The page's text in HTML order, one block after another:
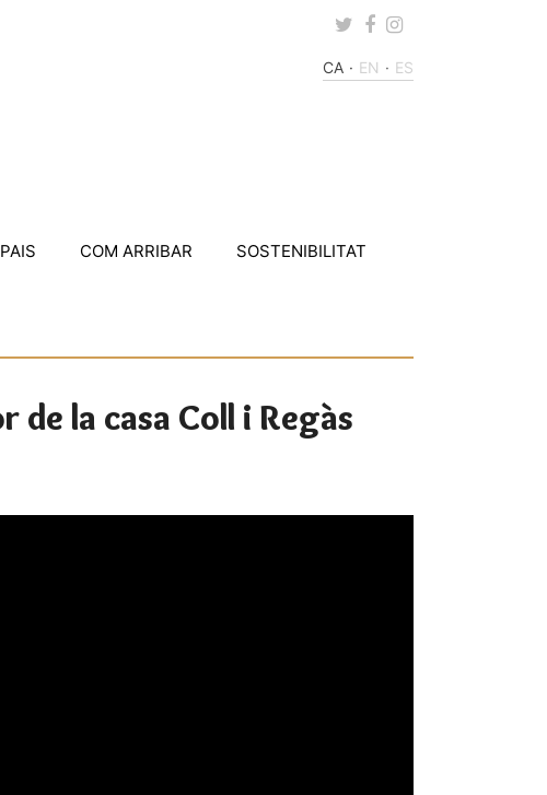
Twitter
Facebook
Instagram
CA EN ES
COM ARRIBAR SOSTENIBILITAT
de la casa Coll i Regàs